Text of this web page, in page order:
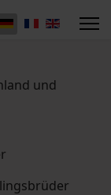
und